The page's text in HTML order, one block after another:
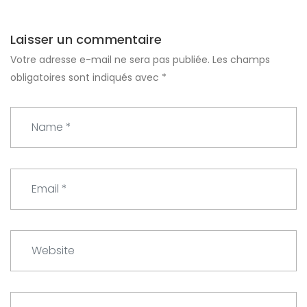
Laisser un commentaire
Votre adresse e-mail ne sera pas publiée. Les champs
obligatoires sont indiqués avec *
m
e
a
i
b
s